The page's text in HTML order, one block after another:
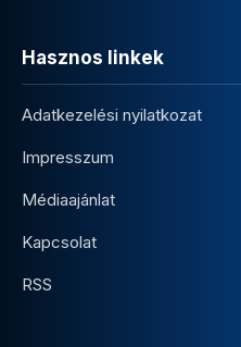
Hasznos linkek
Adatkezelési nyilatkozat
Impresszum
Médiaajánlat
Kapcsolat
RSS